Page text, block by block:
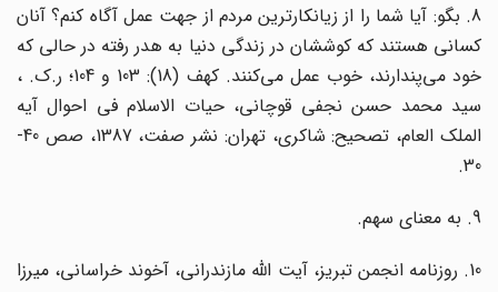
8. بگو: آیا شما را از زیانکارترین مردم از جهت عمل آگاه کنم؟ آنان
کسانی هستند که کوششان در زندگی دنیا به هدر رفته در حالی که
خود می‌پندارند، خوب عمل می‌کنند. کهف (18): 103 و 104؛ ر.ک. ،
سید محمد حسن نجفی قوچانی، حیات الاسلام فی احوال آیه
الملک العام، تصحیح: شاکری، تهران: نشر صفت، 1387، صص 40-
30.
10. روزنامه انجمن تبریز، آیت الله مازندرانی، آخوند خراسانی، میرزا